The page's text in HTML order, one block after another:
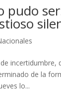
pudo
de la
lo...